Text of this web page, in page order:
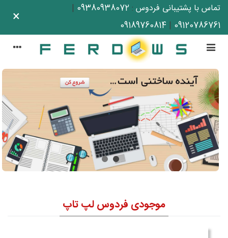
تماس با پشتیبانی فردوس :
09380938072
|
09120786761
|
09189760814
×
موجودی فردوس لپ تاپ